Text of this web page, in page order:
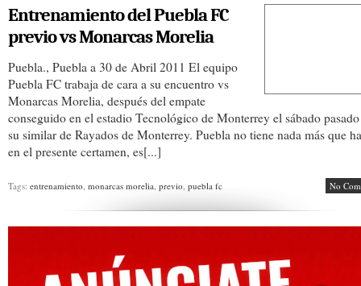
Entrenamiento del Puebla FC
previo vs Monarcas Morelia
Puebla., Puebla a 30 de Abril 2011 El equipo
Puebla FC trabaja de cara a su encuentro vs
Monarcas Morelia, después del empate
conseguido en el estadio Tecnológico de Monterrey el sábado
su similar de Rayados de Monterrey. Puebla no tiene nada más que
en el presente certamen, es[...]
Tags: entrenamiento, monarcas morelia, previo, puebla fc No